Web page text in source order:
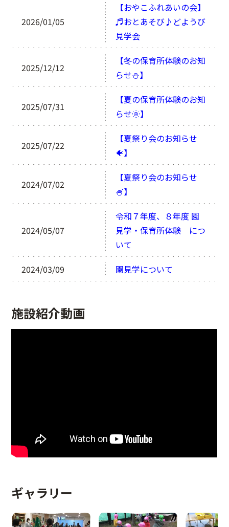
2026/01/05
【おやこふれあいの会】
♬おとあそび♪どようび
見学会
2025/12/12
【冬の保育所体験のお知
らせ⛄】
2025/07/31
【夏の保育所体験のお知
らせ🌞】
2025/07/22
【夏祭り会のお知らせ
🐠】
2024/07/02
【夏祭り会のお知らせ
🍧】
2024/05/07
令和７年度、８年度 園
見学・保育所体験 につ
いて
2024/03/09
園見学について
施設紹介動画
ギャラリー